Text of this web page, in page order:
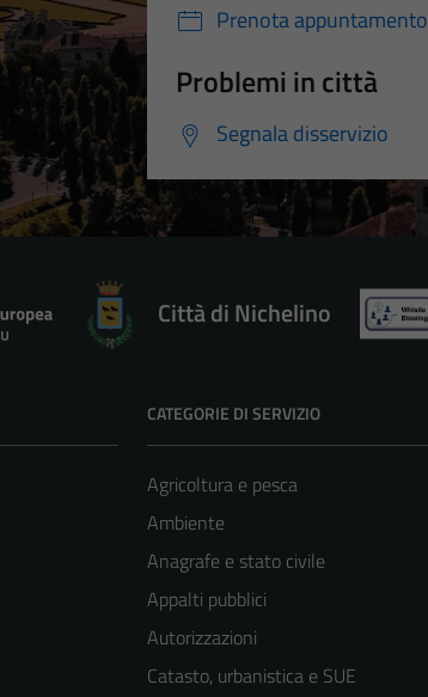
Prenota appuntamento
Problemi in città
Segnala disservizio
Città di Nichelino
CATEGORIE DI SERVIZIO
Agricoltura e pesca
Ambiente
Anagrafe e stato civile
Appalti pubblici
Autorizzazioni
Catasto, urbanistica e SUE